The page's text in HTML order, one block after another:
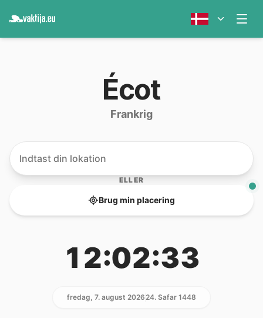
Écot
Frankrig
ELLER
Brug min placering
12:02:33
fredag, 7. august 202624. Safar 1448